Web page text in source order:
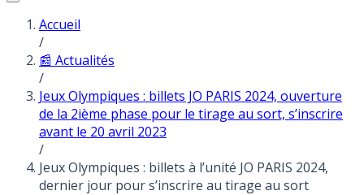
Accueil
/
📰 Actualités
/
Jeux Olympiques : billets JO PARIS 2024, ouverture
de la 2ième phase pour le tirage au sort, s’inscrire
avant le 20 avril 2023
/
Jeux Olympiques : billets à l’unité JO PARIS 2024,
dernier jour pour s’inscrire au tirage au sort